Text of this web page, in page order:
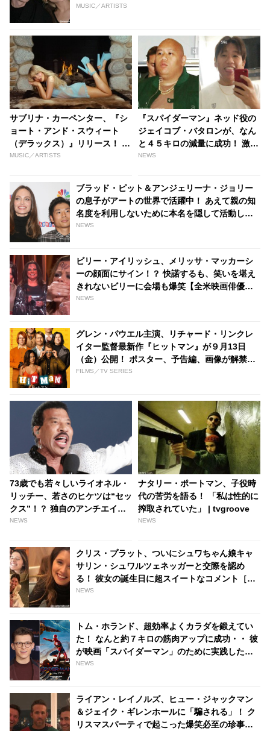
とは・・？
MUSIC／ARTISTS
サブリナ・カーペンター、『シ
ョート・アンド・スウィート
（デラックス）』リリース！ ド
リー・パートンとの「Please
Parton)」MVが公開
MUSIC／ARTISTS
『スパイダーマン』ネッド役の
ジェイコブ・バタロンが、なん
と４５キロの減量に成功！ 激ヤ
セ写真にファンたちもビックリ
NEWS
ブラッド・ピット＆アンジェリーナ・ジョリー
の息子がアートの世界で活躍中！ あえて親の知
名度を利用しないために本名を隠して活動して
いた - tvgroove
NEWS
ビリー・アイリッシュ、メリッサ・マッカーシ
ーの顔面にサイン！？ 快諾するも、笑いを堪え
きれないビリーに会場も爆笑【全米映画俳優組
合賞（SAGアワード）】
NEWS
グレン・パウエル主演、リチャード・リンクレ
イター監督最新作『ヒットマン』が９月13日
（金）公開！ ポスター、予告編、画像が解禁
［動画・画像あり］
FILMS／TV SERIES
73歳でも若々しいライオネル・
リッチー、若さのヒケツは“セッ
クス”！？ 独自のアンチエイジ
ング法を明かす - tvgroove
NEWS
ナタリー・ポートマン、子役時
代の苦労を語る！ 「私は性的に
搾取されていた」 | tvgroove
NEWS
クリス・プラット、ついにシュワちゃん娘キャ
サリン・シュワルツェネッガーと交際を認め
る！ 彼女の誕生日に超スイートなコメント［写
真あり] | tvgroove
NEWS
トム・ホランド、超効率よくカラダを鍛えてい
た！ なんと約７キロの筋肉アップに成功・・ 彼
が映画「スパイダーマン」のために実践した話
題のトレーニング方法とは？ - tvgroove
NEWS
ライアン・レイノルズ、ヒュー・ジャックマン
＆ジェイク・ギレンホールに「騙される」！ ク
リスマスパーティで起こった爆笑必至の珍事件